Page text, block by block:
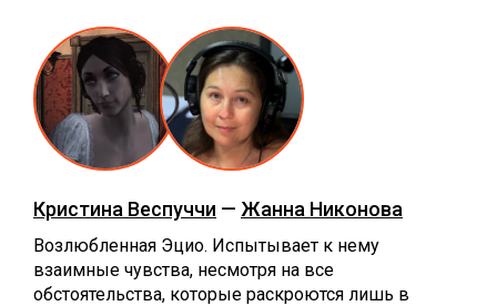
Кристина Веспуччи — Жанна Никонова
Возлюбленная Эцио. Испытывает к нему
взаимные чувства, несмотря на все
обстоятельства, которые раскроются лишь в